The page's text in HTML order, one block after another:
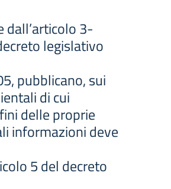
3-
legislativo
pubblicano, sui
di cui
delle proprie
informazioni deve
5 del decreto